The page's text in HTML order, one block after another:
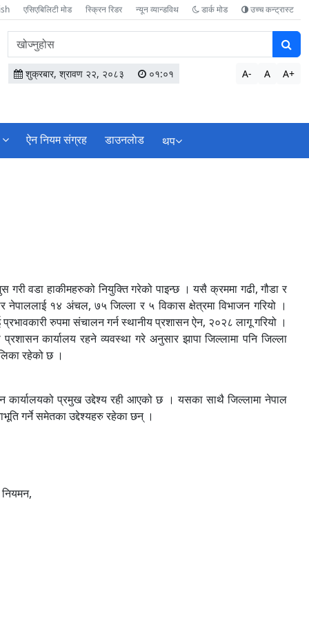
एसिएबिलिटी मोड स्क्रिन रिडर न्यून व्यान्डविथ डार्क मोड उच्च कन्ट्रास्ट
वेबसाइटमा
सामग्री
खोज्नुहोस
शुक्रबार, श्रावण २२, २०८३ ०१:०१ A- A A+
ऐन नियम संग्रह डाउनलाेड थप
वडा हाकीमहरुको नियुक्ति गरेको पाइन्छ । यसै क्रममा गढी, गौडा र
१४ अंचल, ७५ जिल्ला र ५ विकास क्षेत्रमा विभाजन गरियो ।
रुपमा संचालन गर्न स्थानीय प्रशासन ऐन, २०२८ लागू गरियो ।
कार्यालय रहने व्यवस्था गरे अनुसार झापा जिल्लामा पनि जिल्ला
रहेको छ ।
कार्यालयको प्रमुख उद्देश्य रही आएको छ । यसका साथै जिल्लामा नेपाल
गर्ने समेतका उद्देश्यहरु रहेका छन् ।